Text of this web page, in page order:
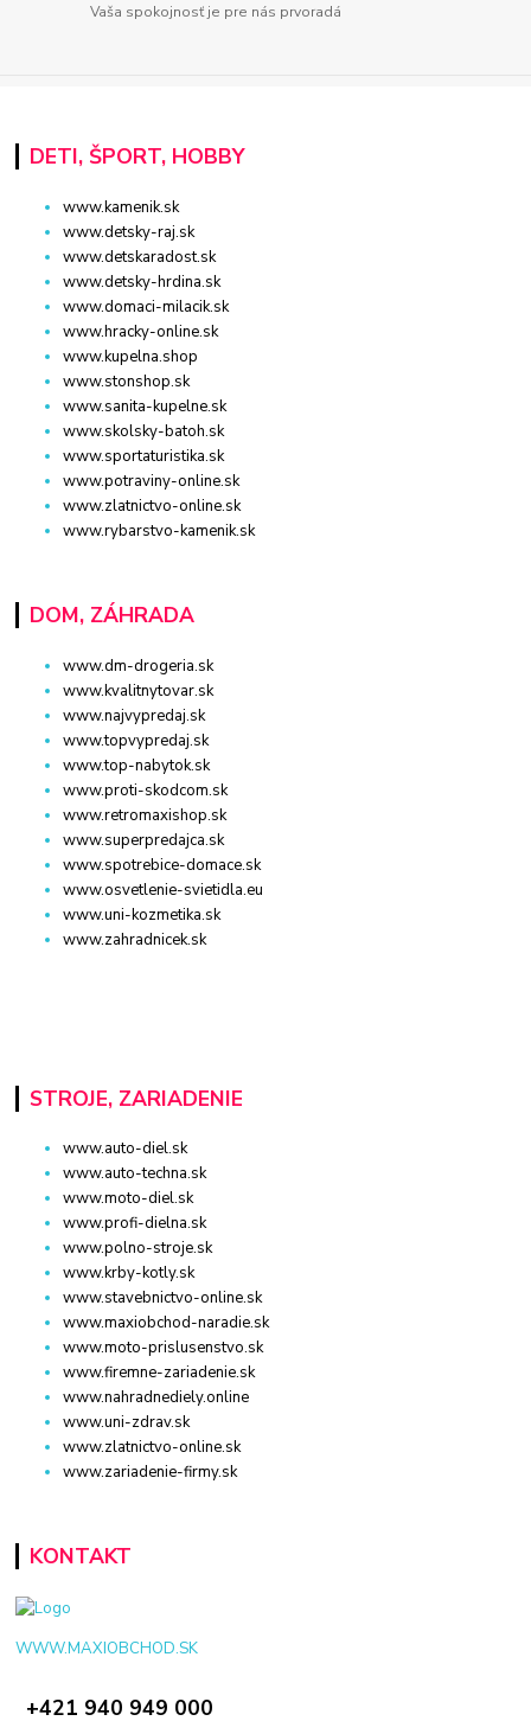
Vaša spokojnosť je pre nás prvoradá
DETI, ŠPORT, HOBBY
www.kamenik.sk
www.detsky-raj.sk
www.detskaradost.sk
www.detsky-hrdina.sk
www.domaci-milacik.sk
www.hracky-online.sk
www.kupelna.shop
www.stonshop.sk
www.sanita-kupelne.sk
www.skolsky-batoh.sk
www.sportaturistika.sk
www.potraviny-online.sk
www.zlatnictvo-online.sk
www.rybarstvo-kamenik.sk
DOM, ZÁHRADA
www.dm-drogeria.sk
www.kvalitnytovar.sk
www.najvypredaj.sk
www.topvypredaj.sk
www.top-nabytok.sk
www.proti-skodcom.sk
www.retromaxishop.sk
www.superpredajca.sk
www.spotrebice-domace.sk
www.osvetlenie-svietidla.eu
www.uni-kozmetika.sk
www.zahradnicek.sk
STROJE, ZARIADENIE
www.auto-diel.sk
www.auto-techna.sk
www.moto-diel.sk
www.profi-dielna.sk
www.polno-stroje.sk
www.krby-kotly.sk
www.stavebnictvo-online.sk
www.maxiobchod-naradie.sk
www.moto-prislusenstvo.sk
www.firemne-zariadenie.sk
www.nahradnediely.online
www.uni-zdrav.sk
www.zlatnictvo-online.sk
www.zariadenie-firmy.sk
KONTAKT
WWW.MAXIOBCHOD.SK
+421 940 949 000